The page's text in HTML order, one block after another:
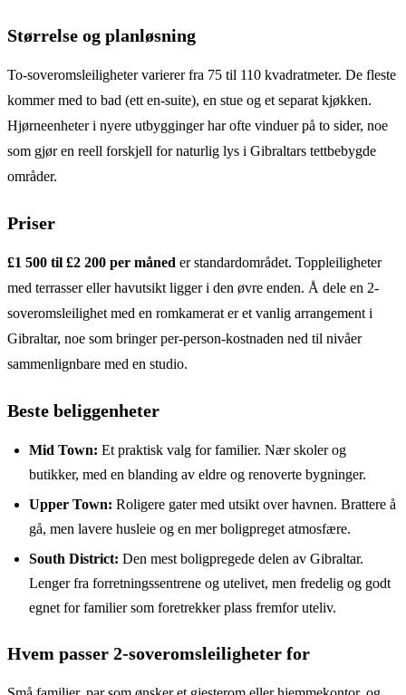
Størrelse og planløsning
To-soveromsleiligheter varierer fra 75 til 110 kvadratmeter. De fleste
kommer med to bad (ett en-suite), en stue og et separat kjøkken.
Hjørneenheter i nyere utbygginger har ofte vinduer på to sider, noe
som gjør en reell forskjell for naturlig lys i Gibraltars tettbebygde
områder.
Priser
£1 500 til £2 200 per måned er standardområdet. Toppleiligheter
med terrasser eller havutsikt ligger i den øvre enden. Å dele en 2-
soveromsleilighet med en romkamerat er et vanlig arrangement i
Gibraltar, noe som bringer per-person-kostnaden ned til nivåer
sammenlignbare med en studio.
Beste beliggenheter
Mid Town: Et praktisk valg for familier. Nær skoler og
butikker, med en blanding av eldre og renoverte bygninger.
Upper Town: Roligere gater med utsikt over havnen. Brattere å
gå, men lavere husleie og en mer boligpreget atmosfære.
South District: Den mest boligpregede delen av Gibraltar.
Lenger fra forretningssentrene og utelivet, men fredelig og godt
egnet for familier som foretrekker plass fremfor uteliv.
Hvem passer 2-soveromsleiligheter for